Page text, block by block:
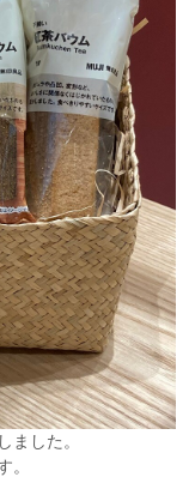
ました。
。